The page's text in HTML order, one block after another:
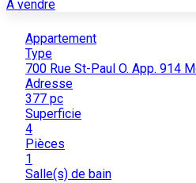
À vendre
Appartement
Type
700 Rue St-Paul O. App. 914
Adresse
377 pc
Superficie
4
Pièces
1
Salle(s) de bain